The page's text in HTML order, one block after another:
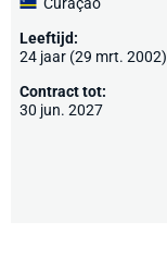
Leeftijd:
24 jaar (29 mrt. 2002)
Contract tot:
30 jun. 2027